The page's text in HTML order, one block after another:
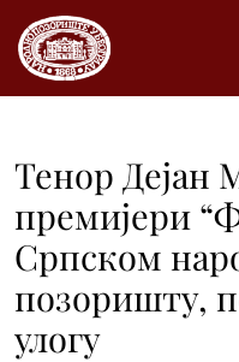
Тенор Дејан
премијери
Српском
позоришту,
улогу